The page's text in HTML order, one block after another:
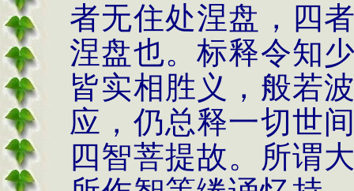
者无住处涅盘，四
涅盘也。标释令知
皆实相胜义，般若
应，仍总释一切世
四智菩提故。所谓